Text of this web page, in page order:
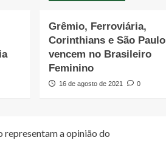
Grêmio, Ferroviária,
Corinthians e São Paulo
vencem no Brasileiro
Feminino
16 de agosto de 2021 0
representam a opinião do